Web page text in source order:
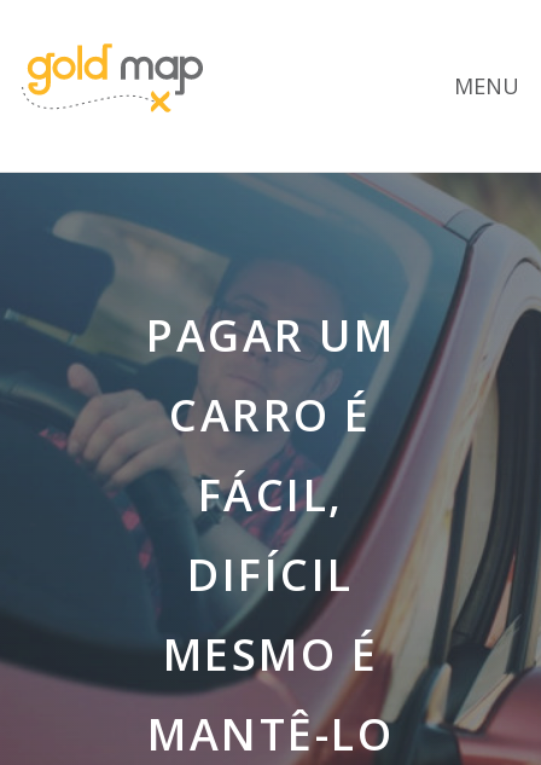
MENU
PAGAR UM
CARRO É
FÁCIL,
DIFÍCIL
MESMO É
MANTÊ-LO